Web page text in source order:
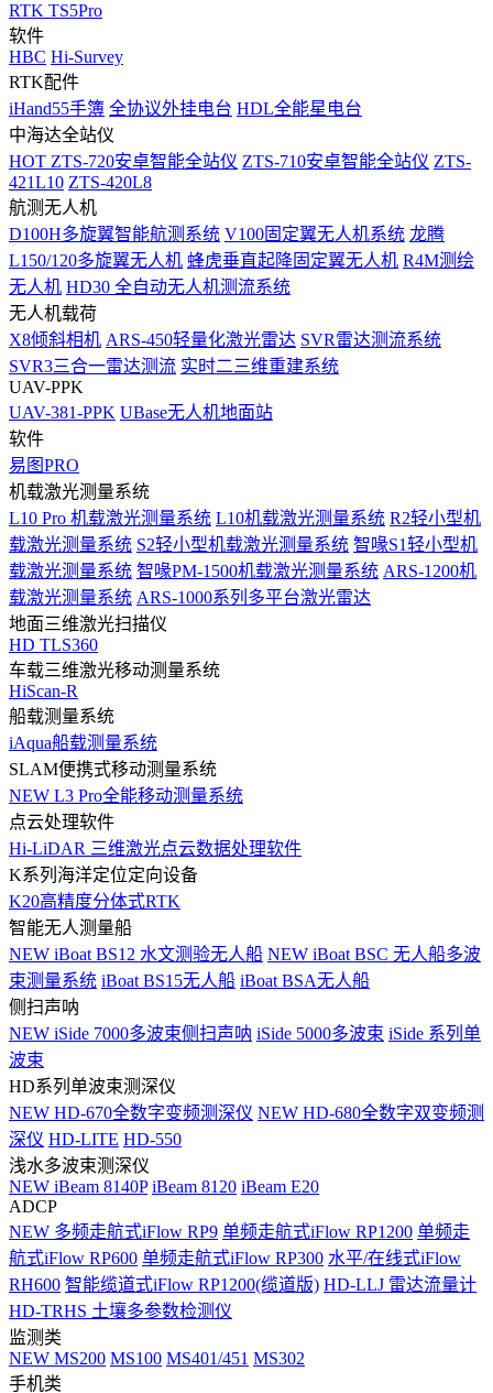
RTK TS5Pro
软件
HBC Hi-Survey
RTK配件
iHand55手簿 全协议外挂电台 HDL全能星电台
中海达全站仪
HOT ZTS-720安卓智能全站仪 ZTS-710安卓智能全站仪 ZTS-
421L10 ZTS-420L8
航测无人机
D100H多旋翼智能航测系统 V100固定翼无人机系统 龙腾
L150/120多旋翼无人机 蜂虎垂直起降固定翼无人机 R4M测绘
无人机 HD30 全自动无人机测流系统
无人机载荷
X8倾斜相机 ARS-450轻量化激光雷达 SVR雷达测流系统
SVR3三合一雷达测流 实时二三维重建系统
UAV-PPK
UAV-381-PPK UBase无人机地面站
软件
易图PRO
机载激光测量系统
L10 Pro 机载激光测量系统 L10机载激光测量系统 R2轻小型机
载激光测量系统 S2轻小型机载激光测量系统 智喙S1轻小型机
载激光测量系统 智喙PM-1500机载激光测量系统 ARS-1200机
载激光测量系统 ARS-1000系列多平台激光雷达
地面三维激光扫描仪
HD TLS360
车载三维激光移动测量系统
HiScan-R
船载测量系统
iAqua船载测量系统
SLAM便携式移动测量系统
NEW L3 Pro全能移动测量系统
点云处理软件
Hi-LiDAR 三维激光点云数据处理软件
K系列海洋定位定向设备
K20高精度分体式RTK
智能无人测量船
NEW iBoat BS12 水文测验无人船 NEW iBoat BSC 无人船多波
束测量系统 iBoat BS15无人船 iBoat BSA无人船
侧扫声呐
NEW iSide 7000多波束侧扫声呐 iSide 5000多波束 iSide 系列单
波束
HD系列单波束测深仪
NEW HD-670全数字变频测深仪 NEW HD-680全数字双变频测
深仪 HD-LITE HD-550
浅水多波束测深仪
NEW iBeam 8140P iBeam 8120 iBeam E20
ADCP
NEW 多频走航式iFlow RP9 单频走航式iFlow RP1200 单频走
航式iFlow RP600 单频走航式iFlow RP300 水平/在线式iFlow
RH600 智能缆道式iFlow RP1200(缆道版) HD-LLJ 雷达流量计
HD-TRHS 土壤多参数检测仪
监测类
NEW MS200 MS100 MS401/451 MS302
手机类